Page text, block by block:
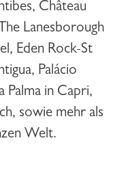
Château
Lanesborough
Eden Rock-St
Palácio
Palma in Capri,
sowie mehr als
Welt.